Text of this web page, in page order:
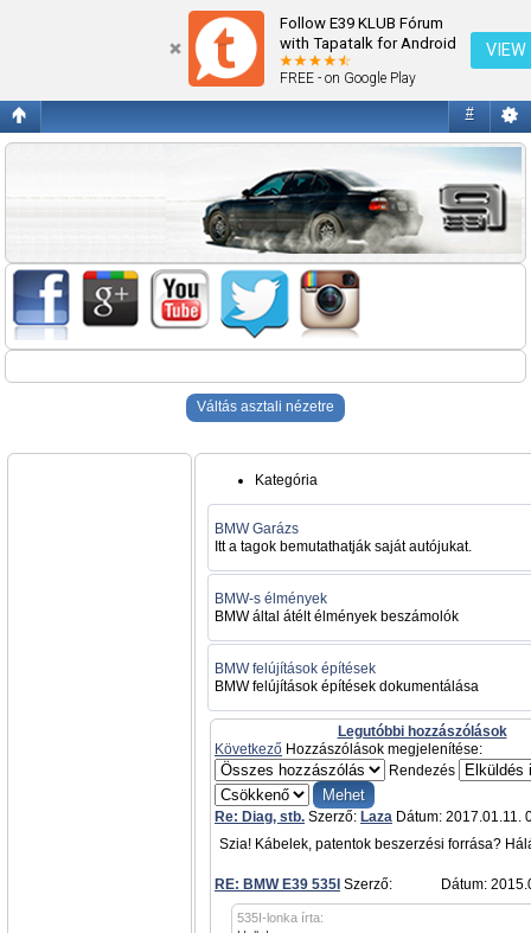
Follow E39 KLUB Fórum
with Tapatalk for Android
FREE - on Google Play
VIEW
#
Váltás asztali nézetre
Kategória
BMW Garázs
Itt a tagok bemutathatják saját autójukat.
BMW-s élmények
BMW által átélt élmények beszámolók
BMW felújítások építések
BMW felújítások építések dokumentálása
Legutóbbi hozzászólások
Következő Hozzászólások megjelenítése:
Rendezés
Re: Diag, stb. Szerző: Laza Dátum: 2017.01.11.
Szia! Kábelek, patentok beszerzési forrása?
RE: BMW E39 535I Szerző: Dátum:
535I-lonka írta: